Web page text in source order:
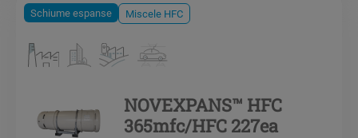
Schiume espanse Miscele HFC
NOVEXPANS™ HFC
365mfc/HFC 227ea